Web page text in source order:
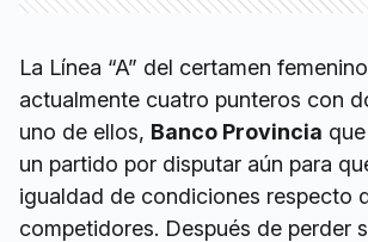
La Línea “A” del certamen
actualmente cuatro punteros con
uno de ellos, Banco Provincia
un partido por disputar aún para
igualdad de condiciones respecto
competidores. Después de perder